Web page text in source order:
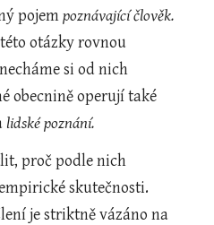
pojem
otázky rovnou
si od nich
obecnině operují také
lidské poznání.
proč podle nich
skutečnosti.
je striktně vázáno na